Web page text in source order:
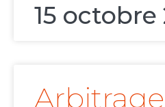
15 octobre
Arbitrage